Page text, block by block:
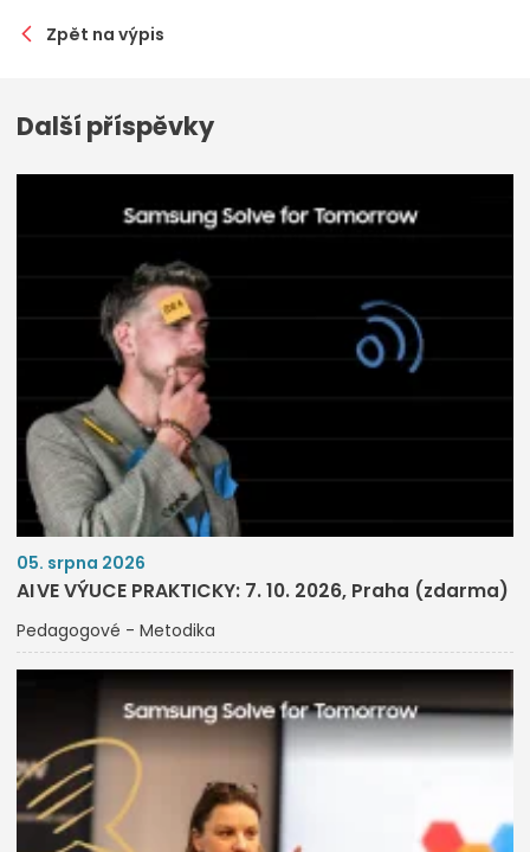
Zpět na výpis
Další příspěvky
05. srpna 2026
AI VE VÝUCE PRAKTICKY: 7. 10. 2026, Praha (zdarma)
Pedagogové - Metodika